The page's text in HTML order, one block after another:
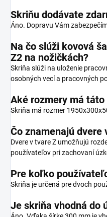
Skriňu dodávate
Áno. Dopravu Vám
Na čo slúži kovová
Z2 na nožičkách?
Skriňa slúži na uloženie
osobných vecí a pracovných
Aké rozmery má táto
Skriňa má rozmer
Čo znamenajú dvere
Dvere v tvare Z umožňujú
používateľov pri zachovaní
Pre koľko
Skriňa je určená pre dvoch
Je skriňa vhodná do